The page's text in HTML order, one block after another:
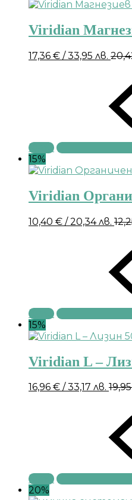
Viridian
17,36 € / 33,95 лв.
Купи
15%
Viridian
10,40 € / 20,34 лв.
Купи
15%
Viridian L –
16,96 € / 33,17 лв.
Купи
20%